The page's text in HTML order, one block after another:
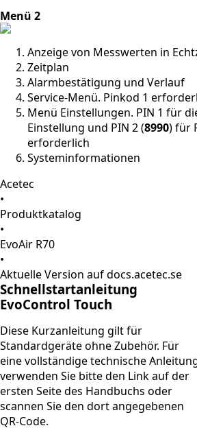
Menü 2
Anzeige von Messwerten in
Zeitplan
Alarmbestätigung und Verlauf
Service-Menü. Pinkod 1
Menü Einstellungen. PIN 1 für
Einstellung und PIN 2 (8990) für
erforderlich
Systeminformationen
Acetec
•
Produktkatalog
•
EvoAir R70
•
Aktuelle Version auf docs.acetec.se
Schnellstartanleitung
EvoControl Touch
Diese Kurzanleitung gilt für
Standardgeräte ohne Zubehör. Für
eine vollständige technische
verwenden Sie bitte den Link auf der
ersten Seite des Handbuchs oder
scannen Sie den dort angegebenen
QR-Code.